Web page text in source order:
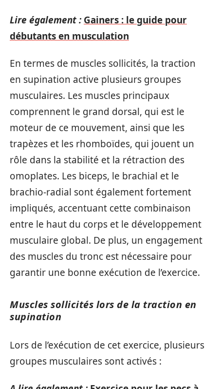
Lire également : Gainers : le guide pour
débutants en musculation
En termes de muscles sollicités, la traction
en supination active plusieurs groupes
musculaires. Les muscles principaux
comprennent le grand dorsal, qui est le
moteur de ce mouvement, ainsi que les
trapèzes et les rhomboïdes, qui jouent un
rôle dans la stabilité et la rétraction des
omoplates. Les biceps, le brachial et le
brachio-radial sont également fortement
impliqués, accentuant cette combinaison
entre le haut du corps et le développement
musculaire global. De plus, un engagement
des muscles du tronc est nécessaire pour
garantir une bonne exécution de l’exercice.
Muscles sollicités lors de la traction en
supination
Lors de l’exécution de cet exercice, plusieurs
groupes musculaires sont activés :